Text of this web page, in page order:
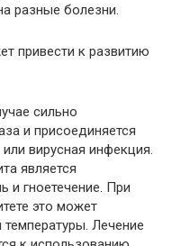
разные болезни.
привести к развитию
сильно
и присоединяется
вирусная инфекция.
является
и гноетечение. При
это может
Лечение